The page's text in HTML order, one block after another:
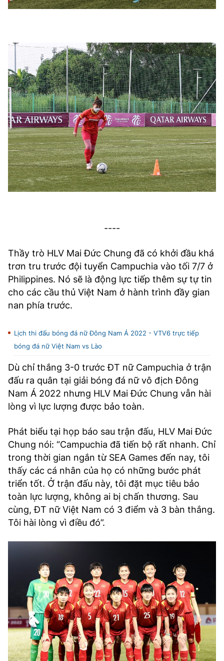
----
Thầy trò HLV Mai Đức Chung đã có khởi đầu khá
trơn tru trước đội tuyển Campuchia vào tối 7/7 ở
Philippines. Nó sẽ là động lực tiếp thêm sự tự tin
cho các cầu thủ Việt Nam ở hành trình đầy gian
nan phía trước.
Lịch thi đấu bóng đá nữ Đông Nam Á 2022 - VTV6 trực tiếp
bóng đá nữ Việt Nam vs Lào
Dù chỉ thắng 3-0 trước ĐT nữ Campuchia ở trận
đấu ra quân tại giải bóng đá nữ vô địch Đông
Nam Á 2022 nhưng HLV Mai Đức Chung vẫn hài
lòng vì lực lượng được bảo toàn.
Phát biểu tại họp báo sau trận đấu, HLV Mai Đức
Chung nói: “Campuchia đã tiến bộ rất nhanh. Chỉ
trong thời gian ngắn từ SEA Games đến nay, tôi
thấy các cá nhân của họ có những bước phát
triển tốt. Ở trận đấu này, tôi đặt mục tiêu bảo
toàn lực lượng, không ai bị chấn thương. Sau
cùng, ĐT nữ Việt Nam có 3 điểm và 3 bàn thắng.
Tôi hài lòng vì điều đó”.